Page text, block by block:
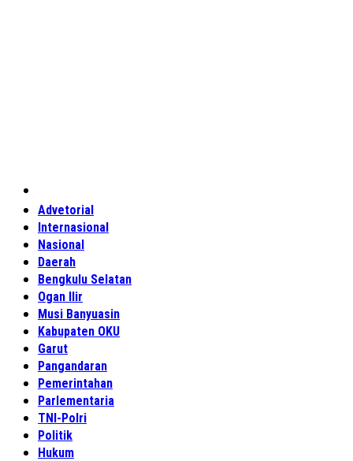
Advetorial
Internasional
Nasional
Daerah
Bengkulu Selatan
Ogan Ilir
Musi Banyuasin
Kabupaten OKU
Garut
Pangandaran
Pemerintahan
Parlementaria
TNI-Polri
Politik
Hukum